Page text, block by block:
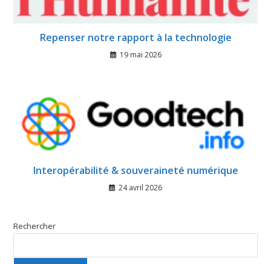
Repenser notre rapport à la technologie
19 mai 2026
Interopérabilité & souveraineté numérique
24 avril 2026
Rechercher